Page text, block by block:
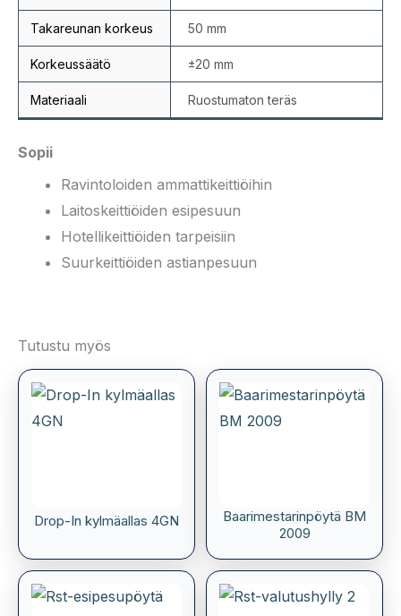
Takareunan korkeus 50 mm
Korkeussäätö ±20 mm
Materiaali Ruostumaton teräs
Sopii
Ravintoloiden ammattikeittiöihin
Laitoskeittiöiden esipesuun
Hotellikeittiöiden tarpeisiin
Suurkeittiöiden astianpesuun
Tutustu myös
Drop-In kylmäallas 4GN
Baarimestarinpöytä BM
2009